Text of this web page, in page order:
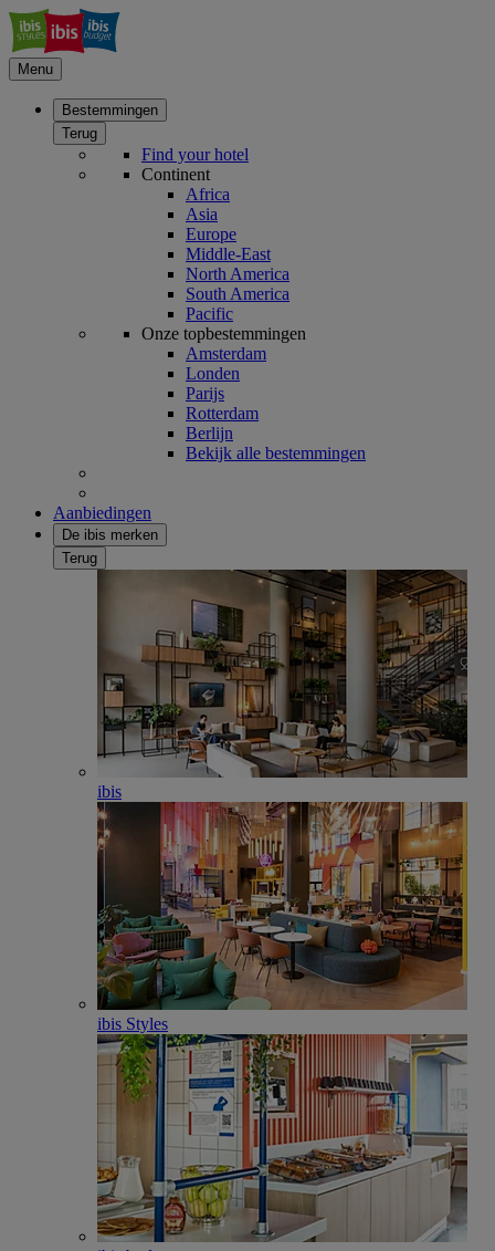
Menu
Bestemmingen
Terug
Find your hotel
Continent
Africa
Asia
Europe
Middle-East
North America
South America
Pacific
Onze topbestemmingen
Amsterdam
Londen
Parijs
Rotterdam
Berlijn
Bekijk alle bestemmingen
Aanbiedingen
De ibis merken
Terug
ibis
ibis Styles